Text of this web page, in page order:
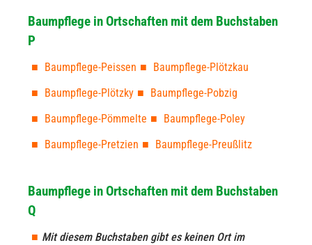
Baumpflege in Ortschaften mit dem Buchstaben
P
Baumpflege-Peissen
Baumpflege-Plötzkau
Baumpflege-Plötzky
Baumpflege-Pobzig
Baumpflege-Pömmelte
Baumpflege-Poley
Baumpflege-Pretzien
Baumpflege-Preußlitz
Baumpflege in Ortschaften mit dem Buchstaben
Q
Mit diesem Buchstaben gibt es keinen Ort im